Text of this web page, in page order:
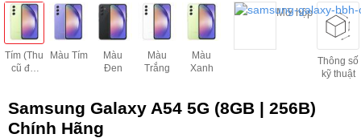
Tím (Thu
cũ đổi
Màu Tím
Màu
Đen
Màu
Trắng
Màu
Xanh
Mở hộp
Thông số
kỹ thuật
Samsung Galaxy A54 5G (8GB | 256B)
Chính Hãng